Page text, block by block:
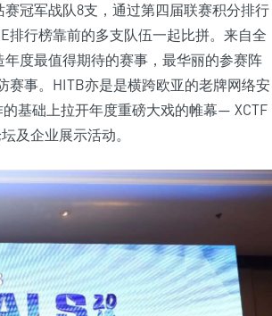
冠军战队8支，通过第四届联赛积分排行
排行榜靠前的多支队伍一起比拼。来自全
度最值得期待的赛事，最华丽的参赛阵
赛事。HITB亦是是横跨欧亚的老牌网络安
基础上拉开年度重磅大戏的帷幕— XCTF
及企业展示活动。